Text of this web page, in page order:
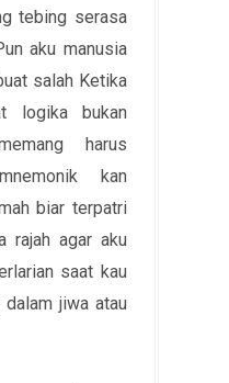
tebing serasa
aku manusia
salah Ketika
logika bukan
harus
kan
biar terpatri
rajah agar aku
saat kau
jiwa atau